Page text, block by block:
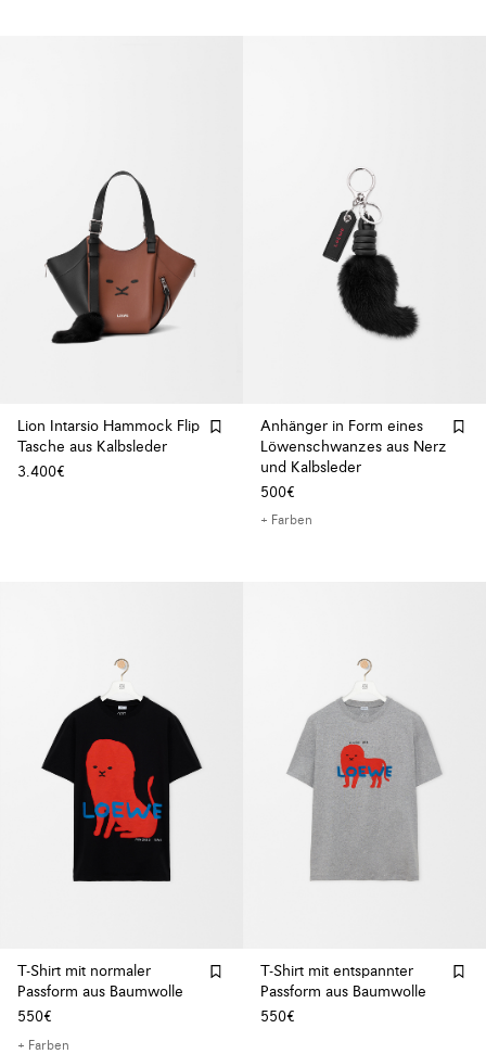
Lion Intarsio Hammock Flip
Tasche aus Kalbsleder
3.400€
Anhänger in Form eines
Löwenschwanzes aus Nerz
und Kalbsleder
500€
+ Farben
T-Shirt mit normaler
Passform aus Baumwolle
550€
+ Farben
T-Shirt mit entspannter
Passform aus Baumwolle
550€